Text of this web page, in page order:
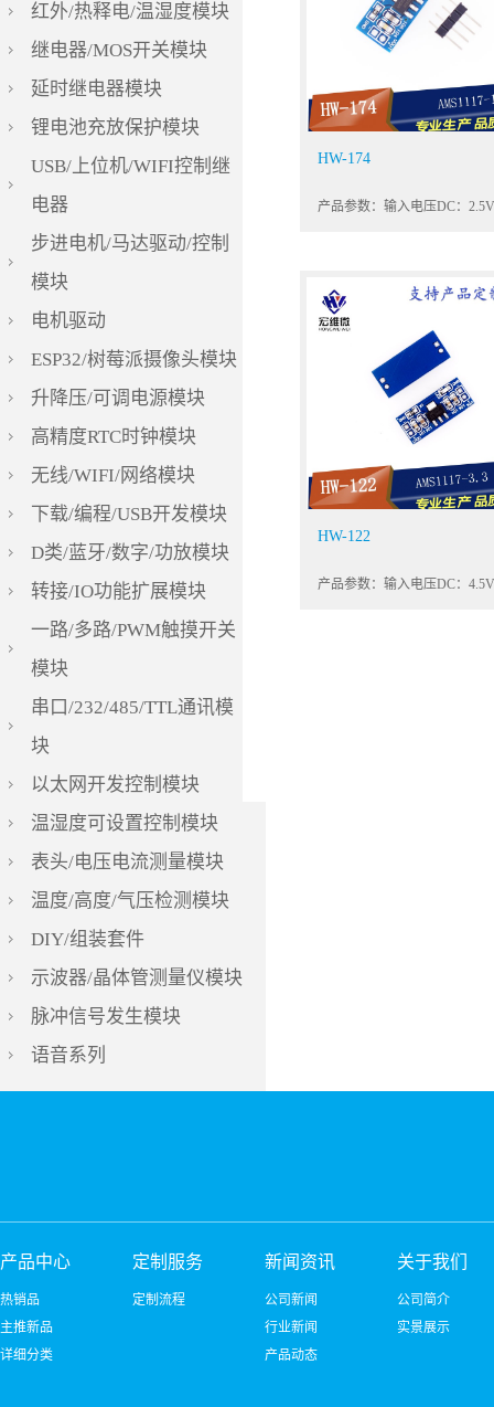
红外/热释电/温湿度模块
继电器/MOS开关模块
延时继电器模块
锂电池充放保护模块
USB/上位机/WIFI控制继
电器
步进电机/马达驱动/控制
模块
电机驱动
ESP32/树莓派摄像头模块
升降压/可调电源模块
高精度RTC时钟模块
无线/WIFI/网络模块
下载/编程/USB开发模块
D类/蓝牙/数字/功放模块
转接/IO功能扩展模块
一路/多路/PWM触摸开关
模块
串口/232/485/TTL通讯模
块
以太网开发控制模块
温湿度可设置控制模块
表头/电压电流测量模块
温度/高度/气压检测模块
DIY/组装套件
示波器/晶体管测量仪模块
脉冲信号发生模块
语音系列
HW-174
HW-122
产品中心
热销品
主推新品
详细分类
定制服务
定制流程
新闻资讯
公司新闻
行业新闻
产品动态
关于我们
公司简介
实景展示